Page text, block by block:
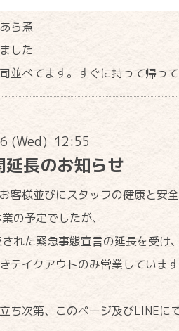
ら煮
した
並べてます。すぐに持って帰って
(Wed) 12:55
延長のお知らせ
客様並びにスタッフの健康と安全
の予定でしたが、
れた緊急事態宣言の延長を受け
テイクアウトのみ営業しています
ち次第、このページ及びLINEに